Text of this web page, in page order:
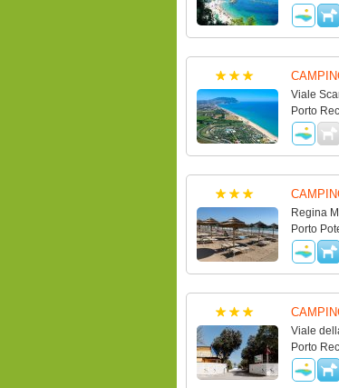
Viale
Porto
Regina
Porto
Viale
Porto